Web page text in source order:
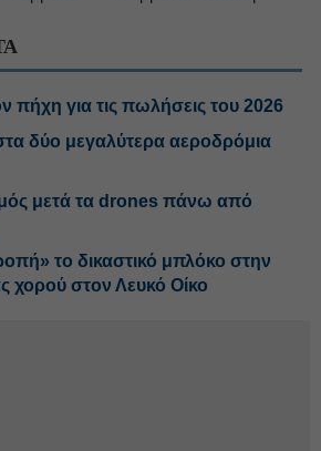
πήχη για τις πωλήσεις του 2026
δύο μεγαλύτερα αεροδρόμια
μετά τα drones πάνω από
το δικαστικό μπλόκο στην
χορού στον Λευκό Οίκο